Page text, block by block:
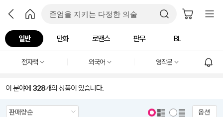
일반 만화 로맨스 판무 BL
전자책 외국어 영작문
이 분야에 328개의 상품이 있습니다.
옵션